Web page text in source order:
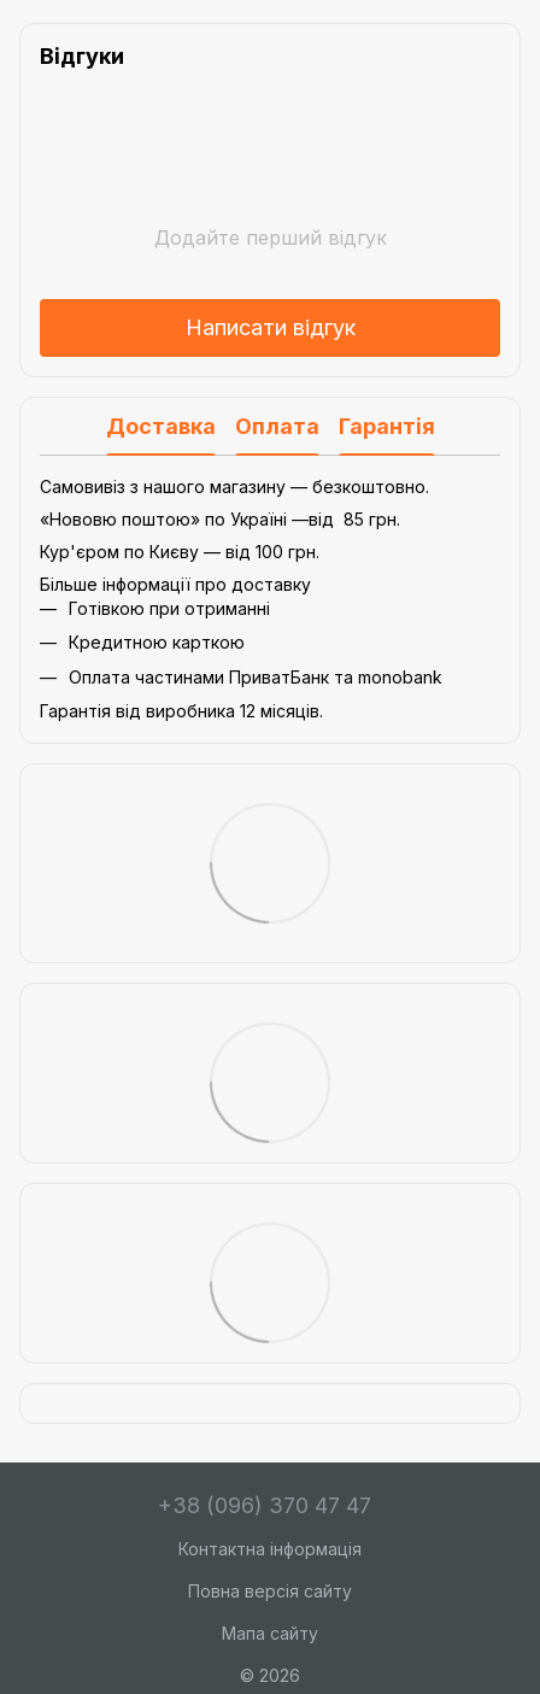
Відгуки
Додайте перший відгук
Написати відгук
Доставка Оплата Гарантія
Самовивіз з нашого магазину — безкоштовно.
«Нововю поштою» по Україні —від 85 грн.
Кур'єром по Києву — від 100 грн.
Більше інформації про доставку
Готівкою при отриманні
Кредитною карткою
Оплата частинами ПриватБанк та monobank
Гарантія від виробника 12 місяців.
+38 (096) 370 47 47
Контактна інформація
Повна версія сайту
Мапа сайту
© 2026